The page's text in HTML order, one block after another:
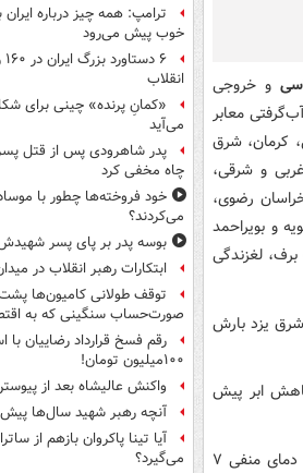
و خروجی
معابر
کرمان، شرق
و شرقی،
رضوی،
و بویراحمد
لغزندگی
یزد بارش
ابر پیش
فردا بندرعباس با بیشینه دمای ۲۳ درجه گرم‌ترین مرکز استان و شهرکرد با کمینه دمای منفی ۷
ترامپ: همه چیز درباره ایران
خوب پیش می‌رود
انقلاب
«کمانِ پرنده» چینی برای
می‌آید
پدر شاهرودی پس از قتل
چاه مخفی کرد
خود فروخته‌ها چطور با
می‌کردند؟
بوسه‌ پدر بر پای پسر
ابتکارات رهبر انقلاب در
توقف طولانی کامیون‌ها
صورت‌حساب سنگینی که به
رقم فسخ قرارداد رضاییان با
۱۰۰میلیون تومان!
واکنش عالیشاه بعد از
آنچه رهبر شهید سال‌ها پیش
آیا تینا پاکروان بازهم از
می‌گیرد؟